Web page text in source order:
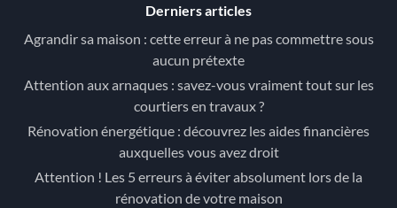
Derniers articles
Agrandir sa maison : cette erreur à ne pas commettre sous
aucun prétexte
Attention aux arnaques : savez-vous vraiment tout sur les
courtiers en travaux ?
Rénovation énergétique : découvrez les aides financières
auxquelles vous avez droit
Attention ! Les 5 erreurs à éviter absolument lors de la
rénovation de votre maison